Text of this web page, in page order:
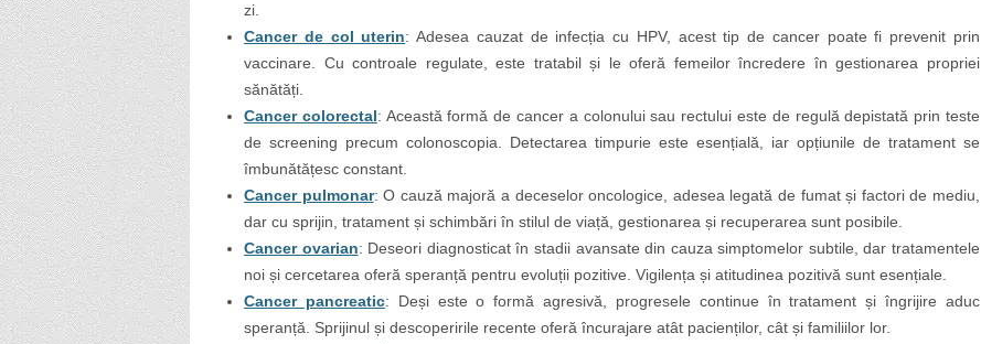
zi.
Cancer de col uterin: Adesea cauzat de infecția cu HPV, acest tip de cancer poate fi prevenit prin
vaccinare. Cu controale regulate, este tratabil și le oferă femeilor încredere în gestionarea propriei
sănătăți.
Cancer colorectal: Această formă de cancer a colonului sau rectului este de regulă depistată prin teste
de screening precum colonoscopia. Detectarea timpurie este esențială, iar opțiunile de tratament se
îmbunătățesc constant.
Cancer pulmonar: O cauză majoră a deceselor oncologice, adesea legată de fumat și factori de mediu,
dar cu sprijin, tratament și schimbări în stilul de viață, gestionarea și recuperarea sunt posibile.
Cancer ovarian: Deseori diagnosticat în stadii avansate din cauza simptomelor subtile, dar tratamentele
noi și cercetarea oferă speranță pentru evoluții pozitive. Vigilența și atitudinea pozitivă sunt esențiale.
Cancer pancreatic: Deși este o formă agresivă, progresele continue în tratament și îngrijire aduc
speranță. Sprijinul și descoperirile recente oferă încurajare atât pacienților, cât și familiilor lor.